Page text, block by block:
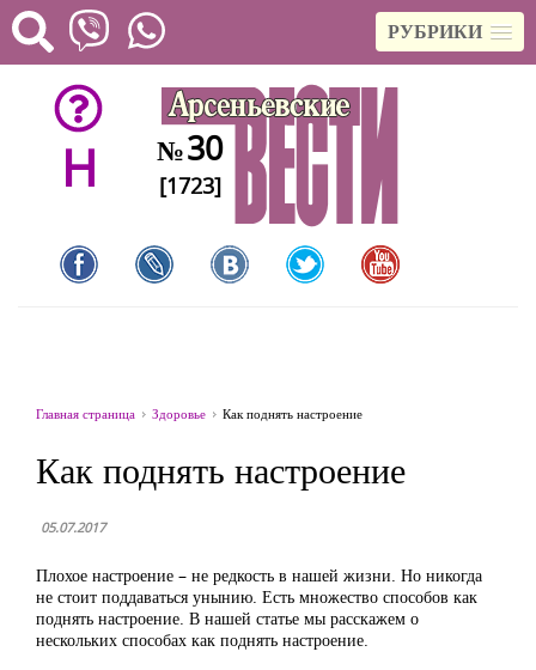
РУБРИКИ
H №30
[1723]
Главная страница Здоровье Как поднять настроение
Как поднять настроение
05.07.2017
Плохое настроение – не редкость в нашей жизни. Но никогда
не стоит поддаваться унынию. Есть множество способов как
поднять настроение. В нашей статье мы расскажем о
нескольких способах как поднять настроение.